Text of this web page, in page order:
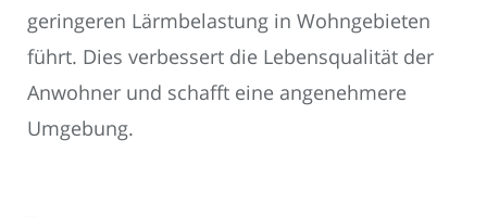
geringeren Lärmbelastung in Wohngebieten
führt. Dies verbessert die Lebensqualität der
Anwohner und schafft eine angenehmere
Umgebung.